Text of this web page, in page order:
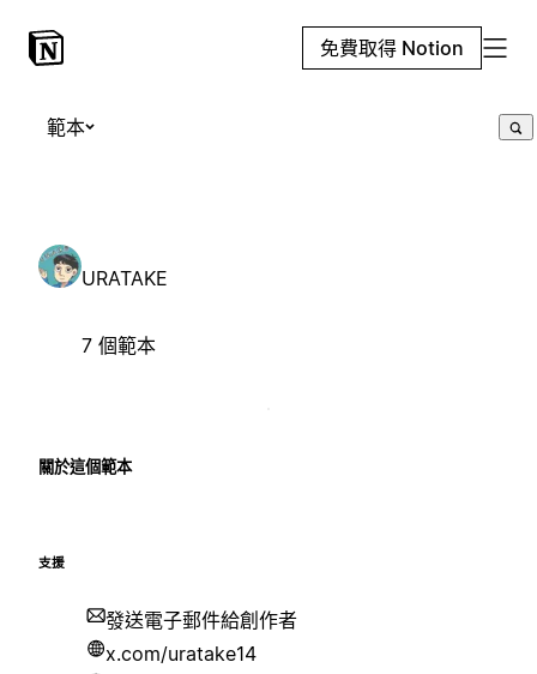
免費取得 Notion
範本
URATAKE
7 個範本
關於這個範本
支援
發送電子郵件給創作者
x.com/uratake14